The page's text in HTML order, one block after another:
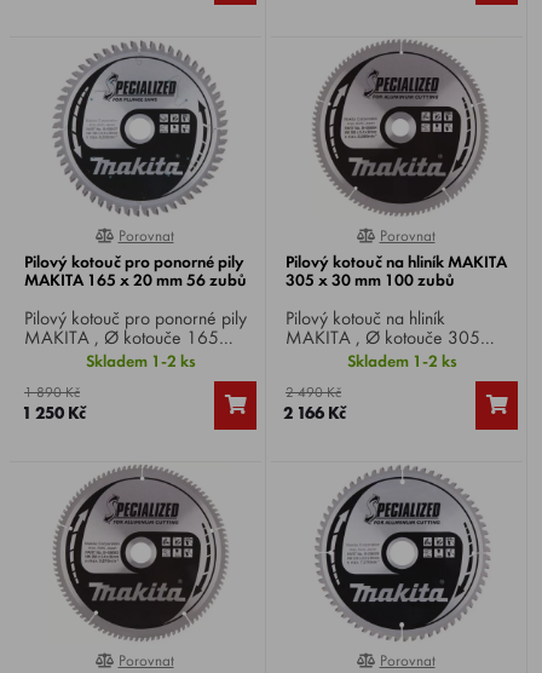
0%
Porovnat
Pilový kotouč pro ponorné pily
MAKITA 165 x 20 mm 56 zubů
Pilový kotouč pro ponorné pily
MAKITA , Ø kotouče 165
mm, Ø vrtání 20 mm, 56 zubů,
pro řezání hliníku.
Skladem 1-2 ks
1 890 Kč
1 250 Kč
100%
Porovnat
Pilový kotouč na hliník MAKITA
305 x 30 mm 100 zubů
Pilový kotouč na hliník
MAKITA , Ø kotouče 305
mm, Ø vrtání 30 mm, 100
zubů, pro okružní, pokosové a
stolní pily.
Skladem 1-2 ks
2 490 Kč
2 166 Kč
0%
Porovnat 0%
Porovnat